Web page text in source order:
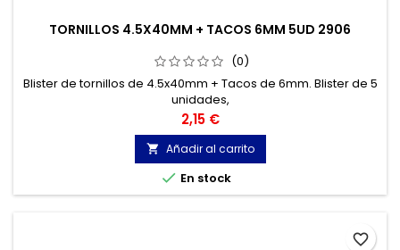
TORNILLOS 4.5X40MM + TACOS 6MM 5UD 2906
(0)
Blister de tornillos de 4.5x40mm + Tacos de 6mm. Blister de 5
unidades,
Precio
2,15 €
 Añadir al carrito
 En stock
favorite_border